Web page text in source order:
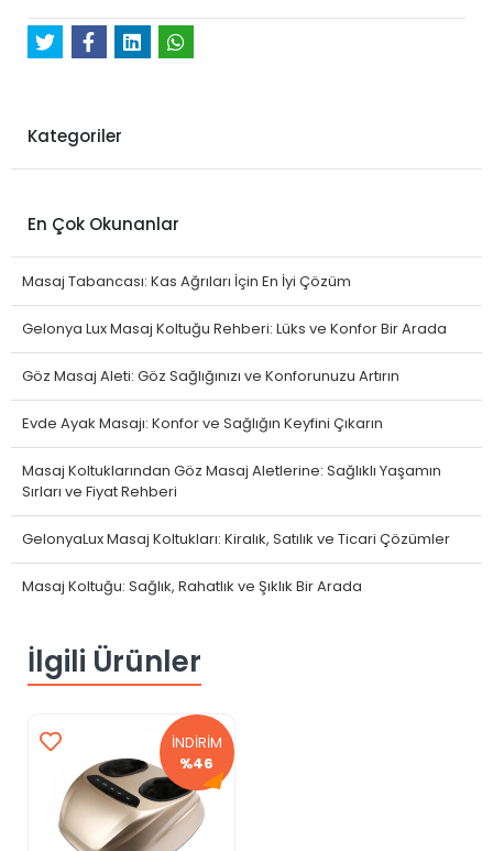
Kategoriler
En Çok Okunanlar
Masaj Tabancası: Kas Ağrıları İçin En İyi Çözüm
Gelonya Lux Masaj Koltuğu Rehberi: Lüks ve Konfor Bir Arada
Göz Masaj Aleti: Göz Sağlığınızı ve Konforunuzu Artırın
Evde Ayak Masajı: Konfor ve Sağlığın Keyfini Çıkarın
Masaj Koltuklarından Göz Masaj Aletlerine: Sağlıklı Yaşamın
Sırları ve Fiyat Rehberi
GelonyaLux Masaj Koltukları: Kiralık, Satılık ve Ticari Çözümler
Masaj Koltuğu: Sağlık, Rahatlık ve Şıklık Bir Arada
İlgili Ürünler
İNDİRİM
%46